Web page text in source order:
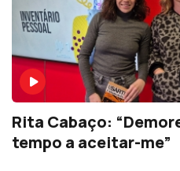
Rita Cabaço:
tempo a aceitar-me”